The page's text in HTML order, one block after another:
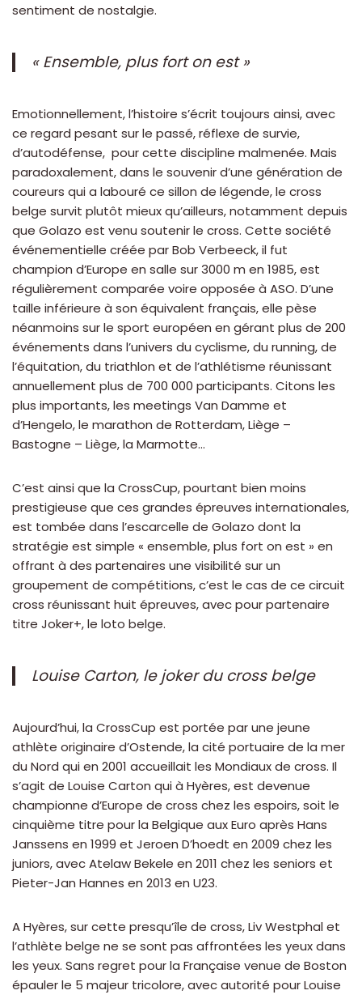
sentiment de nostalgie.
« Ensemble, plus fort on est »
Emotionnellement, l’histoire s’écrit toujours ainsi, avec
ce regard pesant sur le passé, réflexe de survie,
d’autodéfense, pour cette discipline malmenée. Mais
paradoxalement, dans le souvenir d’une génération de
coureurs qui a labouré ce sillon de légende, le cross
belge survit plutôt mieux qu’ailleurs, notamment depuis
que Golazo est venu soutenir le cross. Cette société
événementielle créée par Bob Verbeeck, il fut
champion d’Europe en salle sur 3000 m en 1985, est
régulièrement comparée voire opposée à ASO. D’une
taille inférieure à son équivalent français, elle pèse
néanmoins sur le sport européen en gérant plus de 200
événements dans l’univers du cyclisme, du running, de
l’équitation, du triathlon et de l’athlétisme réunissant
annuellement plus de 700 000 participants. Citons les
plus importants, les meetings Van Damme et
d’Hengelo, le marathon de Rotterdam, Liège –
Bastogne – Liège, la Marmotte…
C’est ainsi que la CrossCup, pourtant bien moins
prestigieuse que ces grandes épreuves internationales,
est tombée dans l’escarcelle de Golazo dont la
stratégie est simple « ensemble, plus fort on est » en
offrant à des partenaires une visibilité sur un
groupement de compétitions, c’est le cas de ce circuit
cross réunissant huit épreuves, avec pour partenaire
titre Joker+, le loto belge.
Louise Carton, le joker du cross belge
Aujourd’hui, la CrossCup est portée par une jeune
athlète originaire d’Ostende, la cité portuaire de la mer
du Nord qui en 2001 accueillait les Mondiaux de cross. Il
s’agit de Louise Carton qui à Hyères, est devenue
championne d’Europe de cross chez les espoirs, soit le
cinquième titre pour la Belgique aux Euro après Hans
Janssens en 1999 et Jeroen D’hoedt en 2009 chez les
juniors, avec Atelaw Bekele en 2011 chez les seniors et
Pieter-Jan Hannes en 2013 en U23.
A Hyères, sur cette presqu’île de cross, Liv Westphal et
l’athlète belge ne se sont pas affrontées les yeux dans
les yeux. Sans regret pour la Française venue de Boston
épauler le 5 majeur tricolore, avec autorité pour Louise